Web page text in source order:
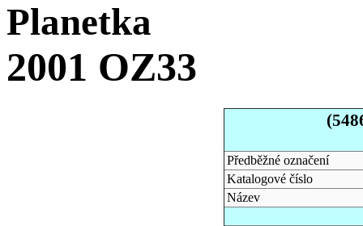
Planetka
2001 OZ33
Předběžné označení
Katalogové číslo
Název